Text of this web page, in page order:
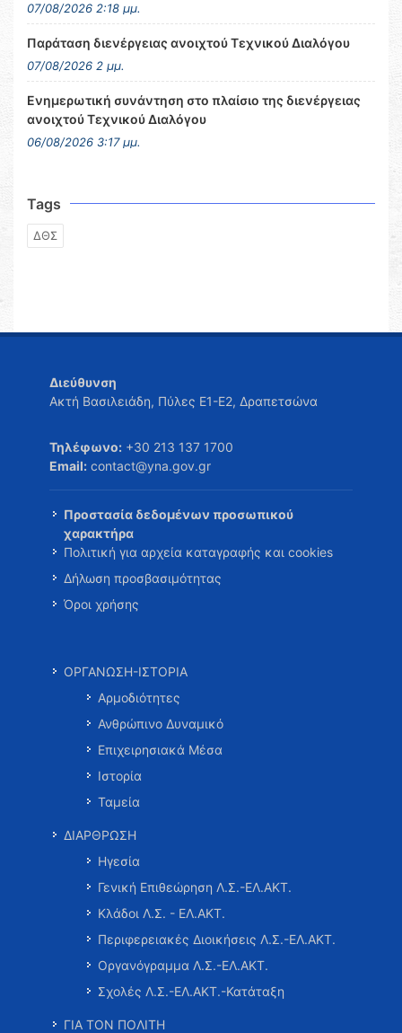
07/08/2026 2:18 μμ.
Παράταση διενέργειας ανοιχτού Τεχνικού Διαλόγου
07/08/2026 2 μμ.
Ενημερωτική συνάντηση στο πλαίσιο της διενέργειας
ανοιχτού Τεχνικού Διαλόγου
06/08/2026 3:17 μμ.
Tags
ΔΘΣ
Διεύθυνση
Ακτή Βασιλειάδη, Πύλες Ε1-Ε2, Δραπετσώνα
Τηλέφωνο: +30 213 137 1700
Email: contact@yna.gov.gr
Προστασία δεδομένων προσωπικού
χαρακτήρα
Πολιτική για αρχεία καταγραφής και cookies
Δήλωση προσβασιμότητας
Όροι χρήσης
ΟΡΓΑΝΩΣΗ-ΙΣΤΟΡΙΑ
Αρμοδιότητες
Ανθρώπινο Δυναμικό
Επιχειρησιακά Μέσα
Ιστορία
Ταμεία
ΔΙΑΡΘΡΩΣΗ
Ηγεσία
Γενική Επιθεώρηση Λ.Σ.-ΕΛ.ΑΚΤ.
Κλάδοι Λ.Σ. - ΕΛ.ΑΚΤ.
Περιφερειακές Διοικήσεις Λ.Σ.-ΕΛ.ΑΚΤ.
Οργανόγραμμα Λ.Σ.-ΕΛ.ΑΚΤ.
Σχολές Λ.Σ.-ΕΛ.ΑΚΤ.-Κατάταξη
ΓΙΑ ΤΟΝ ΠΟΛΙΤΗ